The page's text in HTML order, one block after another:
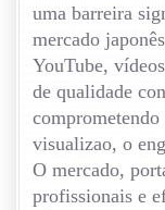
uma barreira
mercado
YouTube,
de qualidade
visualizao, o
O mercado,
profissionais e